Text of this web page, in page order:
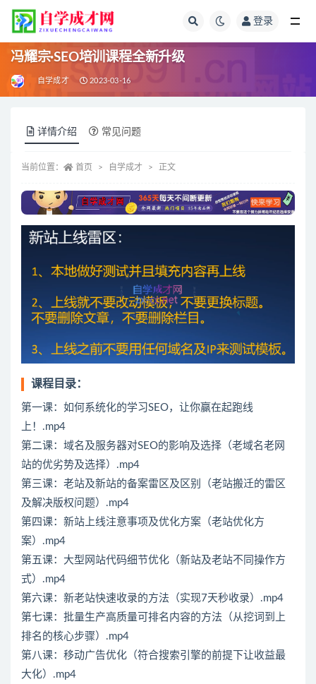
登录
冯耀宗·SEO培训课程全新升级
自学成才 2023-03-16
详情介绍 常见问题
当前位置： 首页 自学成才 正文
课程目录：
第一课：如何系统化的学习SEO，让你赢在起跑线
上！.mp4
第二课：域名及服务器对SEO的影响及选择（老域名老网
站的优劣势及选择）.mp4
第三课：老站及新站的备案雷区及区别（老站搬迁的雷区
及解决版权问题）.mp4
第四课：新站上线注意事项及优化方案（老站优化方
案）.mp4
第五课：大型网站代码细节优化（新站及老站不同操作方
式）.mp4
第六课：新老站快速收录的方法（实现7天秒收录）.mp4
第七课：批量生产高质量可排名内容的方法（从挖词到上
排名的核心步骤）.mp4
第八课：移动广告优化（符合搜索引擎的前提下让收益最
大化）.mp4